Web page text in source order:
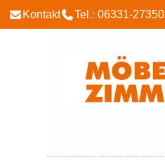
Kontakt Tel.: 06331-27350